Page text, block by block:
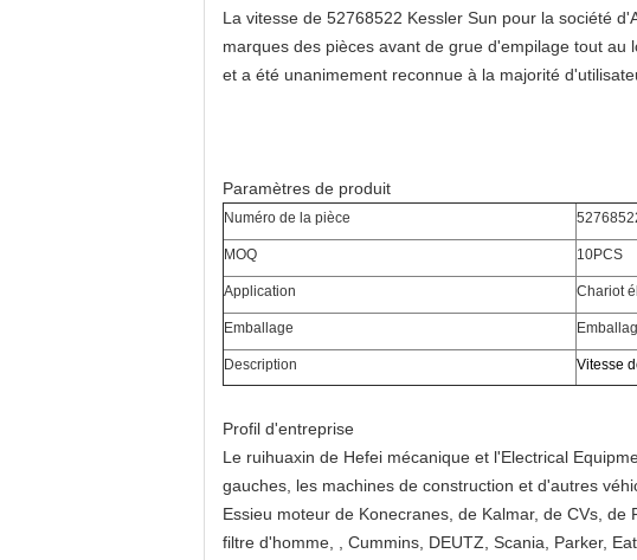
La vitesse de 52768522 Kessler Sun pour la société
marques des pièces avant de grue d'empilage tout au
et a été unanimement reconnue à la majorité
Paramètres de produit
Numéro de la pièce
MOQ 10PCS
Application Chariot
Emballage
Description Vitesse
Profil d'entreprise
Le ruihuaxin de Hefei mécanique et l'Electrical
gauches, les machines de construction et d'autres
Essieu moteur de Konecranes, de Kalmar, de CVs,
filtre d'homme, , Cummins, DEUTZ, Scania, Parker,